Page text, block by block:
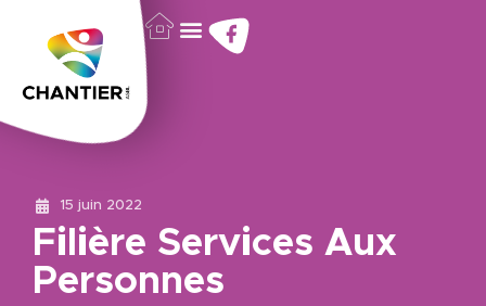
15 juin 2022
Filière Services Aux
Personnes